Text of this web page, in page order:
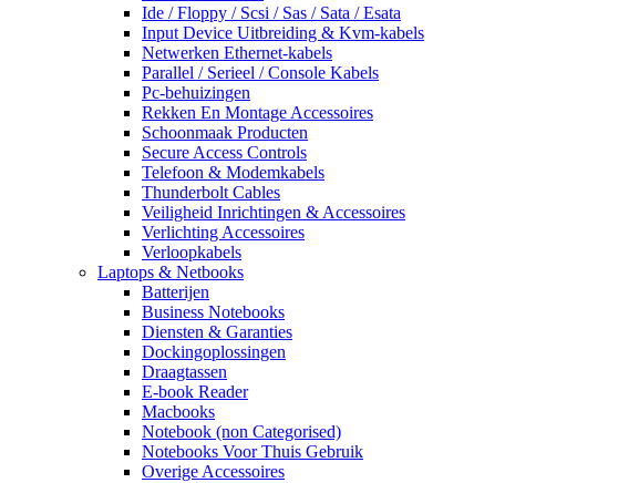
Ide / Floppy / Scsi / Sas / Sata / Esata
Input Device Uitbreiding & Kvm-kabels
Netwerken Ethernet-kabels
Parallel / Serieel / Console Kabels
Pc-behuizingen
Rekken En Montage Accessoires
Schoonmaak Producten
Secure Access Controls
Telefoon & Modemkabels
Thunderbolt Cables
Veiligheid Inrichtingen & Accessoires
Verlichting Accessoires
Verloopkabels
Laptops & Netbooks
Batterijen
Business Notebooks
Diensten & Garanties
Dockingoplossingen
Draagtassen
E-book Reader
Macbooks
Notebook (non Categorised)
Notebooks Voor Thuis Gebruik
Overige Accessoires